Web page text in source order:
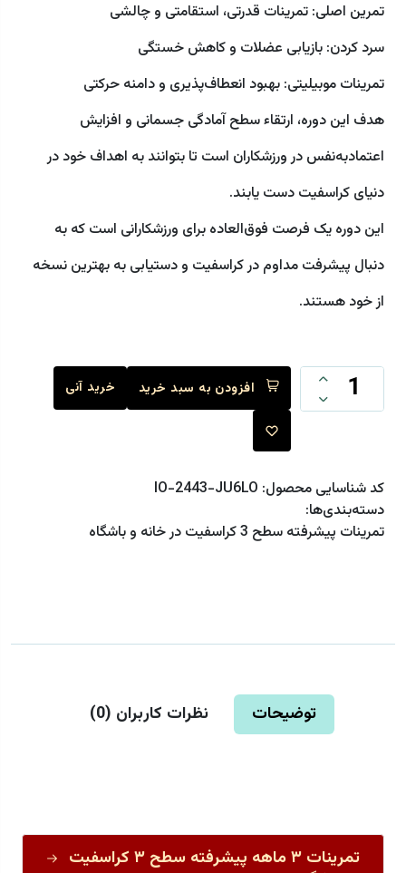
تمرین اصلی: تمرینات قدرتی، استقامتی و چالشی
سرد کردن: بازیابی عضلات و کاهش خستگی
تمرینات موبیلیتی: بهبود انعطاف‌پذیری و دامنه حرکتی
هدف این دوره، ارتقاء سطح آمادگی جسمانی و افزایش
اعتمادبه‌نفس در ورزشکاران است تا بتوانند به اهداف خود در
دنیای کراسفیت دست یابند.
این دوره یک فرصت فوق‌العاده برای ورزشکارانی است که به
دنبال پیشرفت مداوم در کراسفیت و دستیابی به بهترین نسخه
از خود هستند.
افزودن به سبد خرید خرید آنی
کد شناسایی محصول: IO-2443-JU6LO
دسته‌بندی‌ها:
تمرینات پیشرفته سطح 3 کراسفیت در خانه و باشگاه
توضیحات نظرات کاربران (0
)
تمرینات ۳ ماهه پیشرفته سطح ۳ کراسفیت